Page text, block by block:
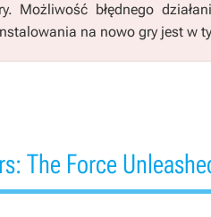
Możliwość błędnego
na nowo gry jest w
The Force